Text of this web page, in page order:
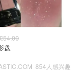
£54.00
盘
854人感兴趣